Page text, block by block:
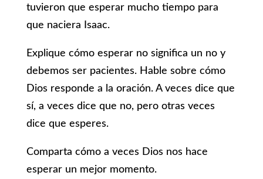
tuvieron que esperar mucho tiempo para
que naciera Isaac.
Explique cómo esperar no significa un no y
debemos ser pacientes. Hable sobre cómo
Dios responde a la oración. A veces dice que
sí, a veces dice que no, pero otras veces
dice que esperes.
Comparta cómo a veces Dios nos hace
esperar un mejor momento.